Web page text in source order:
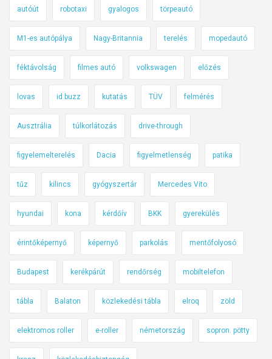
autóút robotaxi gyalogos törpeautó
M1-es autópálya Nagy-Britannia terelés mopedautó
féktávolság filmes autó volkswagen előzés
lovas id buzz kutatás TÜV felmérés
Ausztrália túlkorlátozás drive-through
figyelemelterelés Dacia figyelmetlenség patika
tűz kilincs gyógyszertár Mercedes Vito
hyundai kona kérdőív BKK gyerekülés
érintőképernyő képernyő parkolás mentőfolyosó
Budapest kerékpárút rendőrség mobiltelefon
tábla Balaton közlekedési tábla elroq zöld
elektromos roller e-roller németország sopron. pötty